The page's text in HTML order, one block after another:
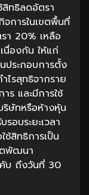
สิทธิลดอัตรา
การในเขตพื้นที่
า 20% เหลือ
นื่องกัน ให้แก่
ระกอบการตั้ง
ไรสุทธิจากราย
ร และมีการใช้
ษัทหรือห้างหุ้น
อบระยะเวลา
ช้สิทธิการเป็น
ตพัฒนา
บ ถึงวันที่ 30